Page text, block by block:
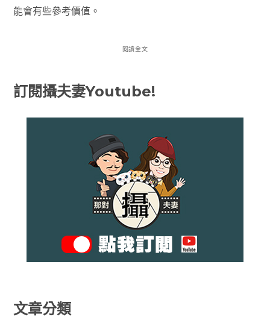
能會有些參考價值。
閱讀全文
訂閱攝夫妻Youtube!
文章分類